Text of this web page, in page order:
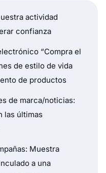
actividad
confianza
“Compra el
de estilo de vida
de productos
de marca/noticias:
las últimas
Muestra
a una